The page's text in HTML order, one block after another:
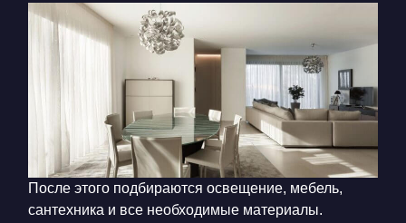
После этого подбираются освещение, мебель,
сантехника и все необходимые материалы.